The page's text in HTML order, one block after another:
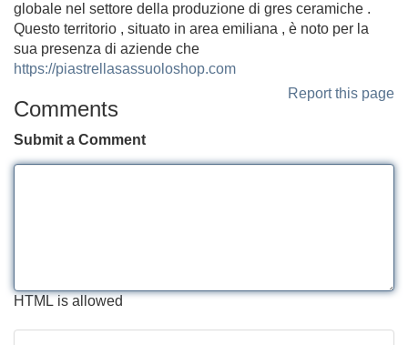
globale nel settore della produzione di gres ceramiche .
Questo territorio , situato in area emiliana , è noto per la
sua presenza di aziende che
https://piastrellasassuoloshop.com
Report this page
Comments
Submit a Comment
HTML is allowed